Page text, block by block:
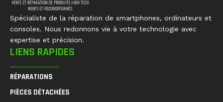
Spécialiste de la réparation de smartphones, ordinateurs et
consoles. Nous redonnons vie à votre technologie avec
expertise et précision.
LIENS RAPIDES
RÉPARATIONS
PIÈCES DÉTACHÉES